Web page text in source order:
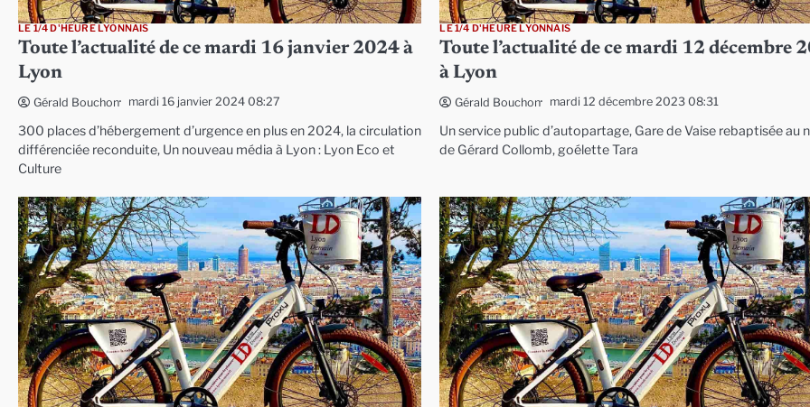
LE 1/4 D'HEURE LYONNAIS
Toute l’actualité de ce mardi 16 janvier 2024 à
Lyon
Gérald Bouchon mardi 16 janvier 2024 08:27
300 places d’hébergement d’urgence en plus en 2024, la circulation
différenciée reconduite, Un nouveau média à Lyon : Lyon Eco et
Culture
LE 1/4 D'HEURE LYONNAIS
Toute l’actualité de ce mardi 12 décembre
à Lyon
Gérald Bouchon mardi 12 décembre 2023 08:31
Un service public d’autopartage, Gare de Vaise rebaptisée au
de Gérard Collomb, goélette Tara